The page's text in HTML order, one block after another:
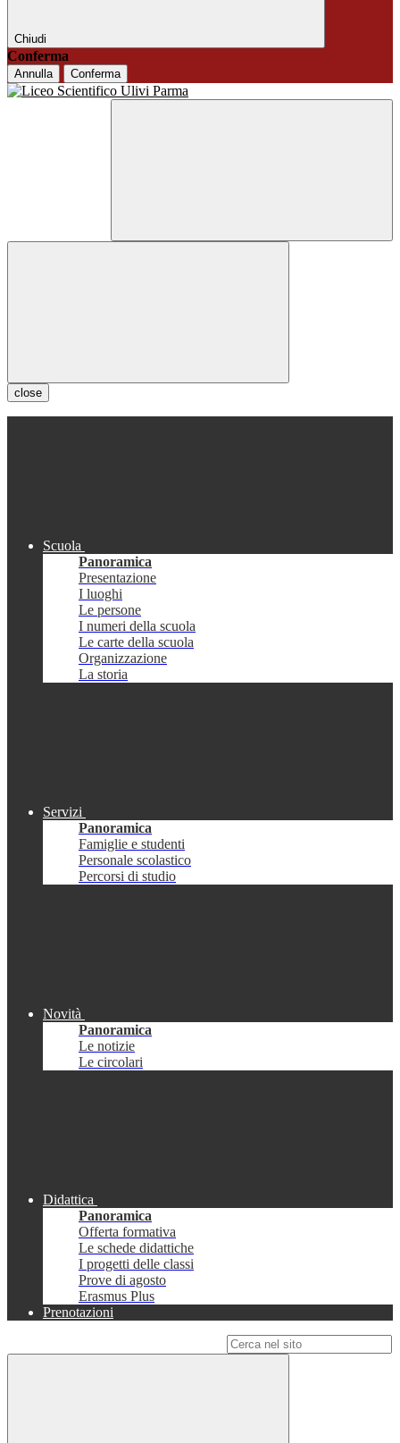
Chiudi
Conferma
Annulla Conferma
close
Scuola
Panoramica
Presentazione
I luoghi
Le persone
I numeri della scuola
Le carte della scuola
Organizzazione
La storia
Servizi
Panoramica
Famiglie e studenti
Personale scolastico
Percorsi di studio
Novità
Panoramica
Le notizie
Le circolari
Didattica
Panoramica
Offerta formativa
Le schede didattiche
I progetti delle classi
Prove di agosto
Erasmus Plus
Prenotazioni